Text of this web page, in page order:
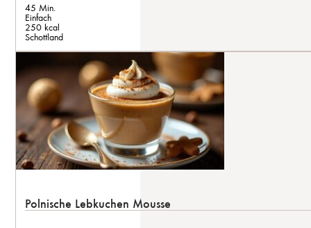
45 Min.
Einfach
250 kcal
Schottland
Polnische Lebkuchen Mousse